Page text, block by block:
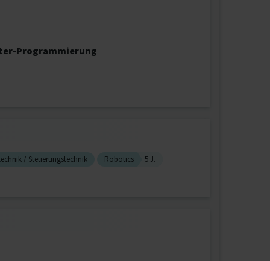
Programmierung
/ Steuerungstechnik Robotics
5 J.